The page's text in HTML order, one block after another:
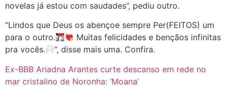
novelas já estou com saudades”, pediu outro.
“Lindos que Deus os abençoe sempre Per(FEITOS) um
para o outro.
Muitas felicidades e bençãos infinitas
pra vocês.
”, disse mais uma. Confira.
Ex-BBB Ariadna Arantes curte descanso em rede no
mar cristalino de Noronha: ‘Moana’